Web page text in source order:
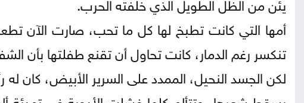
أمها التي كانت تطبخ لها كل ما تحب، صارت الآن
تنكسر رغم الدمار، كانت تحاول أن تقنع طفلتها بأن
لكن الجسد النحيل، الممدد على السرير الأبيض،